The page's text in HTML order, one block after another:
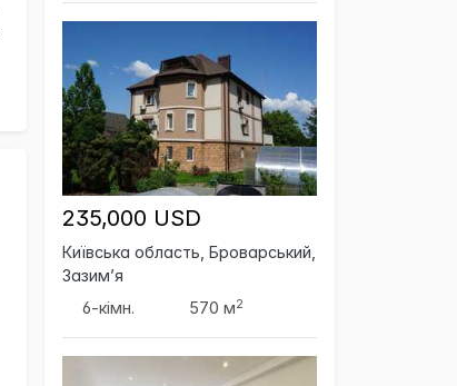
235,000 USD
Київська область, Броварський,
Зазим’я
6-кімн.
570 м2